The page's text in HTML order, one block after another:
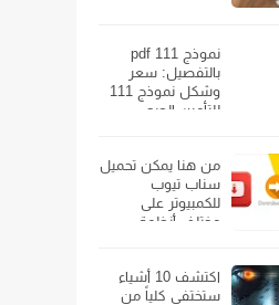
نموذج 111 pdf
بالتفصيل: سعر
وشكل نموذج 111
للتأمين الصحي
من هنا يمكن تحميل
سناب تيوب
للكمبيوتر على
مختلف أنظمة
اكتشف 10 أشياء
ستختفي كلياً من